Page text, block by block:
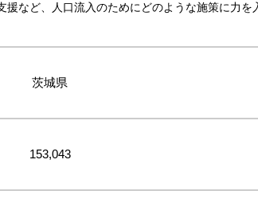
など、人口流入のためにどのような施策に力を
茨城県
153,043